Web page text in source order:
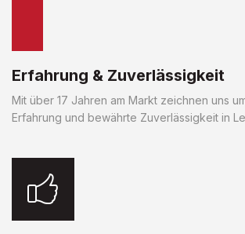
Erfahrung & Zuverlässigkeit
Mit über 17 Jahren am Markt zeichnen uns
Erfahrung und bewährte Zuverlässigkeit in